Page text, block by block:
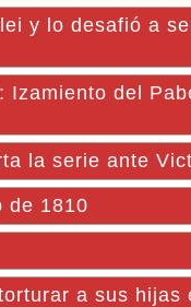
y lo desafió a
Izamiento del
la serie ante
de 1810
a sus hijas